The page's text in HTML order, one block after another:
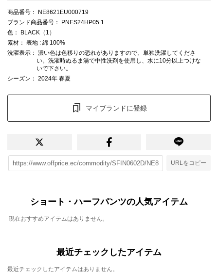
商品番号 ： NE8621EU000719
ブランド商品番号 ： PNES24HP05 1
色 ： BLACK（1）
素材 ： 表地 : 綿 100%
洗濯表示 ： 濃い色は色移りの恐れがありますので、単独洗濯してくださ
い。洗濯時ぬるま湯で中性洗剤を使用し、水に10分以上つけな
いで下さい。
シーズン ： 2024年 春夏
マイブランドに登録
URLをコピー
ショート・ハーフパンツの人気アイテム
現在おすすめアイテムはありません。
最近チェックしたアイテム
最近チェックしたアイテムはありません。